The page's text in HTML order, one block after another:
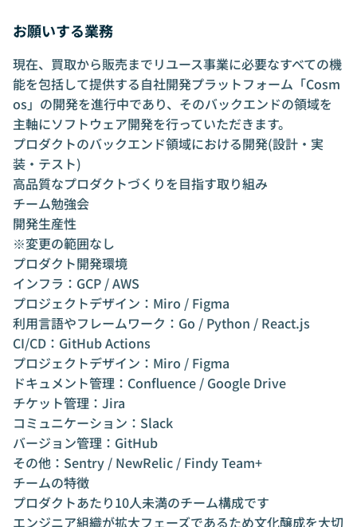
お願いする業務
現在、買取から販売までリユース事業に必要なすべての機
能を包括して提供する自社開発プラットフォーム「Cosm
os」の開発を進行中であり、そのバックエンドの領域を
主軸にソフトウェア開発を行っていただきます。
プロダクトのバックエンド領域における開発(設計・実
装・テスト)
高品質なプロダクトづくりを目指す取り組み
チーム勉強会
開発生産性
※変更の範囲なし
プロダクト開発環境
インフラ：GCP / AWS
プロジェクトデザイン：Miro / Figma
利用言語やフレームワーク：Go / Python / React.js
CI/CD：GitHub Actions
プロジェクトデザイン：Miro / Figma
ドキュメント管理：Confluence / Google Drive
チケット管理：Jira
コミュニケーション：Slack
バージョン管理：GitHub
その他：Sentry / NewRelic / Findy Team+
チームの特徴
プロダクトあたり10人未満のチーム構成です
エンジニア組織が拡大フェーズであるため文化醸成を大切